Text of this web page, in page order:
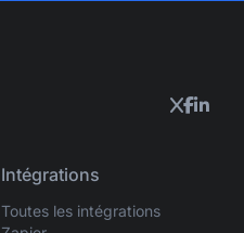
Intégrations
Toutes les intégrations